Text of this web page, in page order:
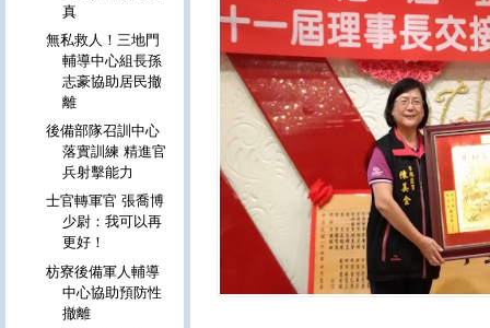
真
無私救人！三地門
輔導中心組長孫
志豪協助居民撤
離
後備部隊召訓中心
落實訓練 精進官
兵射擊能力
士官轉軍官 張喬博
少尉：我可以再
更好！
枋寮後備軍人輔導
中心協助預防性
撤離